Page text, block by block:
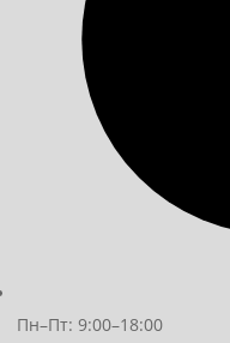
Пн–Пт: 9:00–18:00